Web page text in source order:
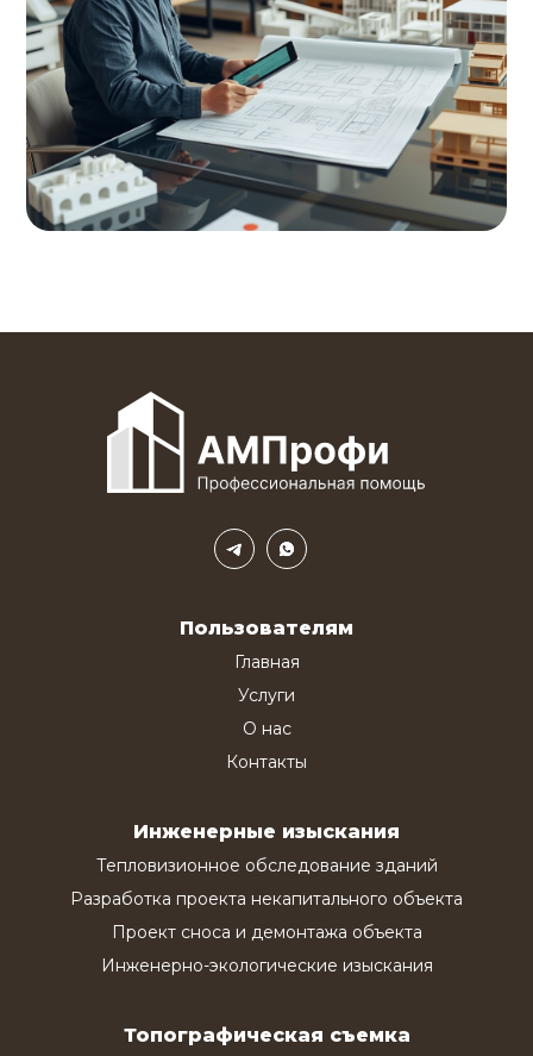
Пользователям
Главная
Услуги
О нас
Контакты
Инженерные изыскания
Тепловизионное обследование зданий
Разработка проекта некапитального объекта
Проект сноса и демонтажа объекта
Инженерно-экологические изыскания
Топографическая съемка